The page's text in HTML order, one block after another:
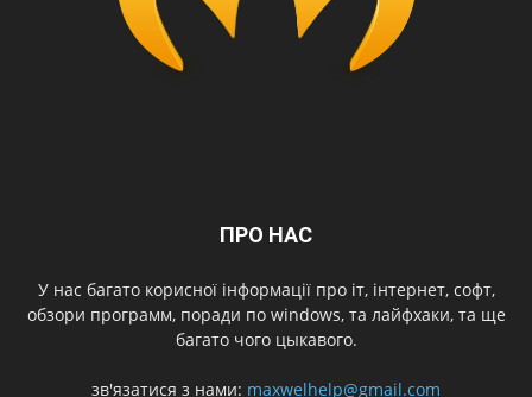
ПРО НАС
У нас багато корисної інформації про іт, інтернет, софт,
обзори программ, поради по windows, та лайфхаки, та ще
багато чого цыкавого.
зв'язатися з нами: maxwelhelp@gmail.com